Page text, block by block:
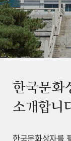
한국문화
소개합니
한국문화상자를